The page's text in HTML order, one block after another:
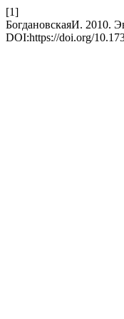
[1]
БогдановскаяИ. 2010.
DOI:https://doi.org/